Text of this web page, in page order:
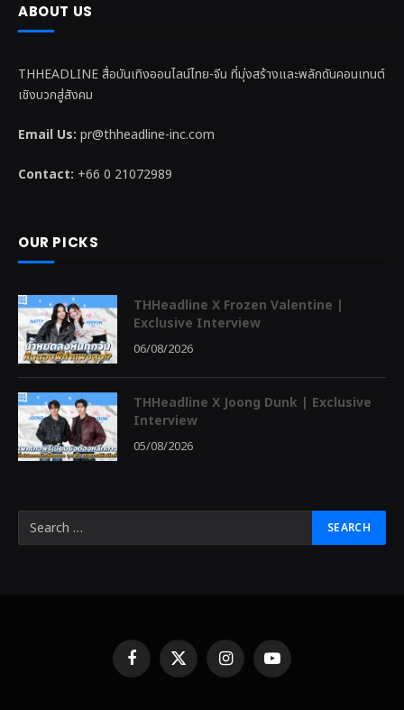
ABOUT US
THHEADLINE สื่อบันเทิงออนไลน์ไทย-จีน ที่มุ่งสร้างและพลักดันคอนเทนต์
เชิงบวกสู่สังคม
Email Us: pr@thheadline-inc.com
Contact: +66 0 21072989
OUR PICKS
THHeadline X Frozen Valentine |
Exclusive Interview
06/08/2026
THHeadline X Joong Dunk | Exclusive
Interview
05/08/2026
FacebookX
(Twitter)
InstagramYouTube